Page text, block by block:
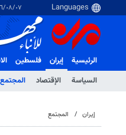
٠٧‏/٠٨‏/٢٠٢٦
الرئيسية
إيران
السياسة
الإقتصاد المجتمع
فلسطین
إيران المجتمع